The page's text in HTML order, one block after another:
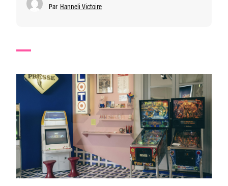
Par Hanneli Victoire